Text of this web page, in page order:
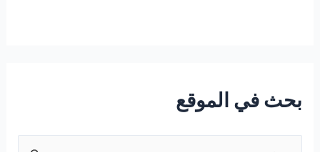
بحث في الموقع